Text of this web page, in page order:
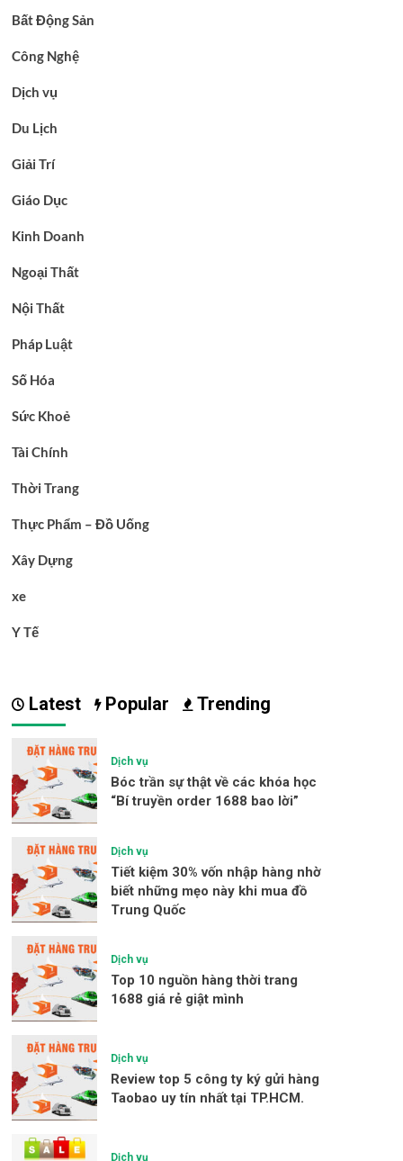
Bất Động Sản
Công Nghệ
Dịch vụ
Du Lịch
Giải Trí
Giáo Dục
Kinh Doanh
Ngoại Thất
Nội Thất
Pháp Luật
Số Hóa
Sức Khoẻ
Tài Chính
Thời Trang
Thực Phẩm – Đồ Uống
Xây Dựng
xe
Y Tế
Latest Popular Trending
Dịch vụ
Bóc trần sự thật về các khóa học
“Bí truyền order 1688 bao lời”
Dịch vụ
Tiết kiệm 30% vốn nhập hàng nhờ
biết những mẹo này khi mua đồ
Trung Quốc
Dịch vụ
Top 10 nguồn hàng thời trang
1688 giá rẻ giật mình
Dịch vụ
Review top 5 công ty ký gửi hàng
Taobao uy tín nhất tại TP.HCM.
Dịch vụ